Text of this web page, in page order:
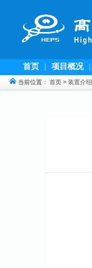
首页 | 项目概况 |
当前位置： 首页 > 装置介绍